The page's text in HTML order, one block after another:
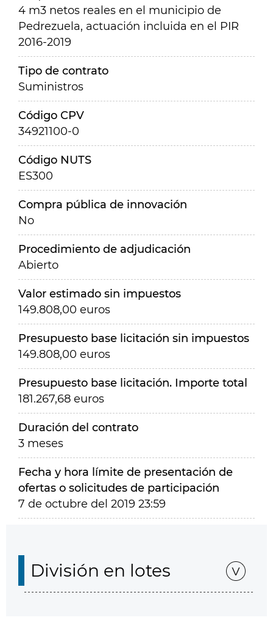
4 m3 netos reales en el municipio de
Pedrezuela, actuación incluida en el PIR
2016-2019
Tipo de contrato
Suministros
Código CPV
34921100-0
Código NUTS
ES300
Compra pública de innovación
No
Procedimiento de adjudicación
Abierto
Valor estimado sin impuestos
149.808,00 euros
Presupuesto base licitación sin impuestos
149.808,00 euros
Presupuesto base licitación. Importe total
181.267,68 euros
Duración del contrato
3 meses
Fecha y hora límite de presentación de
ofertas o solicitudes de participación
7 de octubre del 2019 23:59
División en lotes